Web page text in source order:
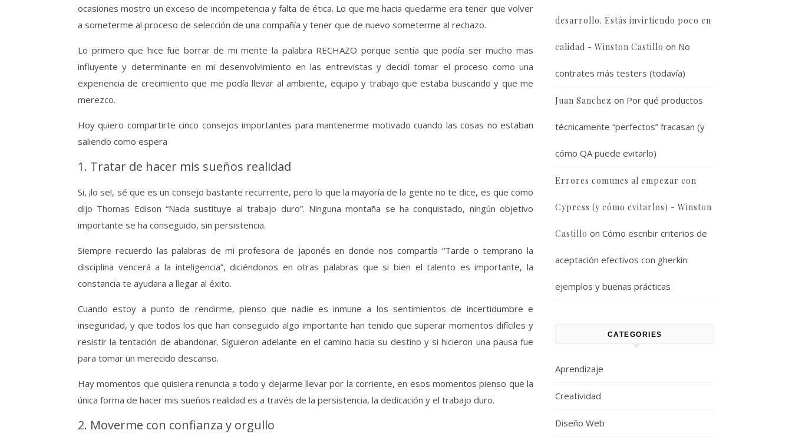
ocasiones mostro un exceso de incompetencia y falta de ética. Lo que me hacia quedarme era tener que volver
a someterme al proceso de selección de una compañía y tener que de nuevo someterme al rechazo.
Lo primero que hice fue borrar de mi mente la palabra RECHAZO porque sentía que podía ser mucho mas
influyente y determinante en mi desenvolvimiento en las entrevistas y decidí tomar el proceso como una
experiencia de crecimiento que me podía llevar al ambiente, equipo y trabajo que estaba buscando y que me
merezco.
Hoy quiero compartirte cinco consejos importantes para mantenerme motivado cuando las cosas no estaban
saliendo como espera
1. Tratar de hacer mis sueños realidad
Si, ¡lo se!, sé que es un consejo bastante recurrente, pero lo que la mayoría de la gente no te dice, es que como
dijo Thomas Edison “Nada sustituye al trabajo duro”. Ninguna montaña se ha conquistado, ningún objetivo
importante se ha conseguido, sin persistencia.
Siempre recuerdo las palabras de mi profesora de japonés en donde nos compartía “Tarde o temprano la
disciplina vencerá a la inteligencia”, diciéndonos en otras palabras que si bien el talento es importante, la
constancia te ayudara a llegar al éxito.
Cuando estoy a punto de rendirme, pienso que nadie es inmune a los sentimientos de incertidumbre e
inseguridad, y que todos los que han conseguido algo importante han tenido que superar momentos difíciles y
resistir la tentación de abandonar. Siguieron adelante en el camino hacia su destino y si hicieron una pausa fue
para tomar un merecido descanso.
Hay momentos que quisiera renuncia a todo y dejarme llevar por la corriente, en esos momentos pienso que la
única forma de hacer mis sueños realidad es a través de la persistencia, la dedicación y el trabajo duro.
2. Moverme con confianza y orgullo
desarrollo. Estás invirtiendo poco en
calidad - Winston Castillo on No
contrates más testers (todavía)
Juan Sanchez on Por qué productos
técnicamente “perfectos” fracasan (y
cómo QA puede evitarlo)
Errores comunes al empezar con
Cypress (y cómo evitarlos) - Winston
Castillo on Cómo escribir criterios de
aceptación efectivos con gherkin:
ejemplos y buenas prácticas
CATEGORIES
Aprendizaje
Creatividad
Diseño Web